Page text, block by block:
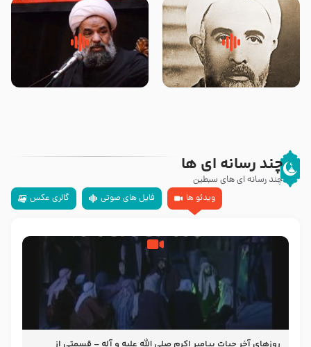
روضه‌ی مجلس یزید ملعون و
اسارت اهل‌بیت علیهم‌السلام –
سلام جوانی که امام حسین علیه
السلام خودش جوابش را دادند
چند رسانه ای ها
چند رسانه ای های سبطین
ویدئو ها
فایل های صوتی گالری عکس
روزهای آخر حیات پیامبر اکرم صلی الله علیه و آله – قسمتی از